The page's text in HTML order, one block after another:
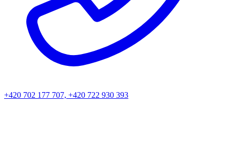
+420 702 177 707, +420 722 930 393